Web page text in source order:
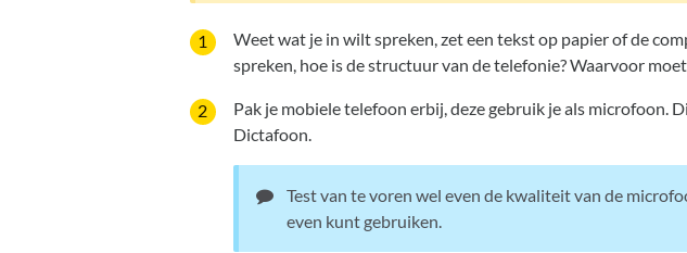
Weet wat je in wilt spreken, zet een tekst op papier of de
spreken, hoe is de structuur van de telefonie? Waarvoor
Pak je mobiele telefoon erbij, deze gebruik je als microfoon.
Dictafoon.
Test van te voren wel even de kwaliteit van de
even kunt gebruiken.